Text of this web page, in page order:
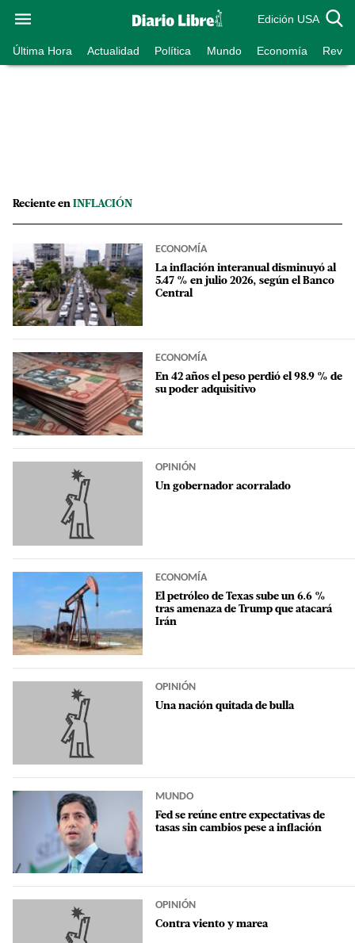
Edición USA
Última Hora Actualidad Política Mundo Economía
Reciente en INFLACIÓN
ECONOMÍA
La inflación interanual disminuyó al
5.47 % en julio 2026, según el Banco
Central
ECONOMÍA
En 42 años el peso perdió el 98.9 % de
su poder adquisitivo
OPINIÓN
Un gobernador acorralado
ECONOMÍA
El petróleo de Texas sube un 6.6 %
tras amenaza de Trump que atacará
Irán
OPINIÓN
Una nación quitada de bulla
MUNDO
Fed se reúne entre expectativas de
tasas sin cambios pese a inflación
OPINIÓN
Contra viento y marea